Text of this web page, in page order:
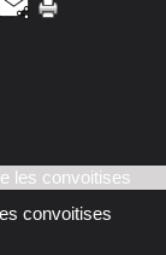
convoitises